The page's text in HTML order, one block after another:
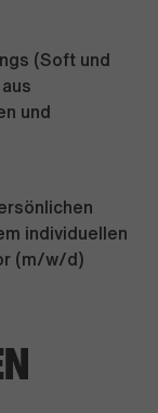
(Soft und
und
individuellen
(m/w/d)